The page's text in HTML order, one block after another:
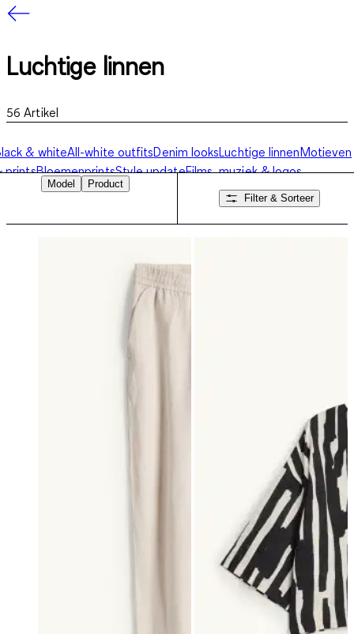
Luchtige linnen
56 Artikel
& whiteAll-white outfitsDenim looksLuchtige linnenMotieven
printsBloemenprintsStyle updateFilms, muziek & logos
Model
Product
Filter & Sorteer